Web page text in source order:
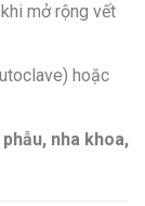
mở rộng vết
hoặc
nha khoa,